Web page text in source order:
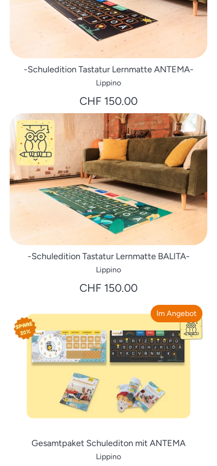
-Schuledition Tastatur Lernmatte ANTEMA-
Lippino
CHF 150.00
-Schuledition Tastatur Lernmatte BALITA-
Lippino
CHF 150.00
Gesamtpaket Schulediton mit ANTEMA
Lippino
Im Angebot